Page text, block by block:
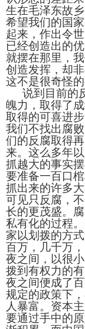
生在毛泽东故
希望我们的国
起来，作出令
已经创造出的
就摆在那里，
创造发挥，却
这不是很奇怪
说到目前的
魄力，取得了
取得的可喜进
我们不找出腐
们的反腐取得
来。这么多年
抓越大的事实
要准备一百口
抓出来的许多
可见只反腐，
长的更茂盛。
私有化的过程
家以划拨的方
百万，几千万
夜之间，以很
拨到有权力的
夜之间便成了
规定的政策下
人暴富。资本
要通过手中的